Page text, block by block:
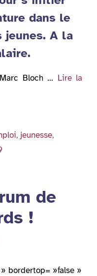
dans le
jeunes. A la
Bloch … Lire la
, jeunesse,
de
!
bordertop= »false »